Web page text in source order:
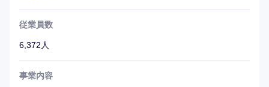
しております。是非ご覧ください。
●HR戦略コンサルティング室長 プリンシパル：内ヶ崎
茂 氏
従業員数
6,372人
事業内容